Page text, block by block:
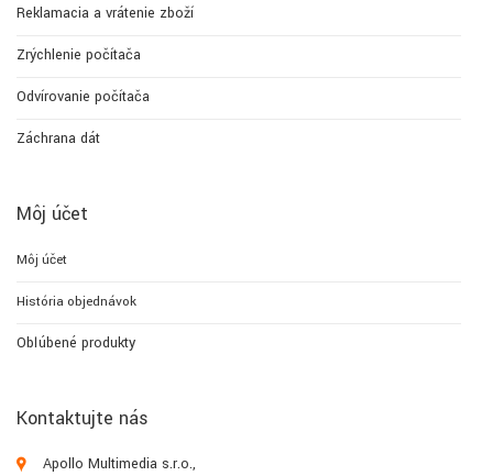
Reklamacia a vrátenie zboží
Zrýchlenie počítača
Odvírovanie počítača
Záchrana dát
Môj účet
Môj účet
História objednávok
Obľúbené produkty
Kontaktujte nás
Apollo Multimedia s.r.o.,